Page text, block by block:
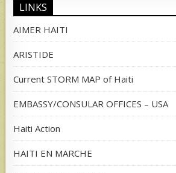
LINKS
AIMER HAITI
ARISTIDE
Current STORM MAP of Haiti
EMBASSY/CONSULAR OFFICES – USA
Haiti Action
HAITI EN MARCHE